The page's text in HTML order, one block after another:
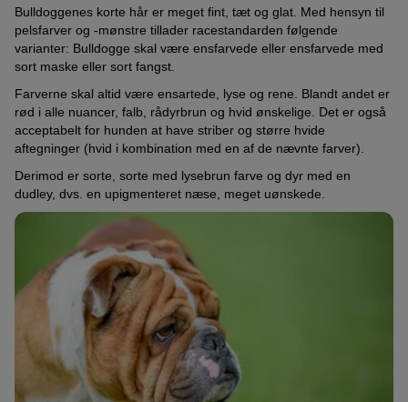
Bulldoggenes korte hår er meget fint, tæt og glat. Med hensyn til
pelsfarver og -mønstre tillader racestandarden følgende
varianter: Bulldogge skal være ensfarvede eller ensfarvede med
sort maske eller sort fangst.
Farverne skal altid være ensartede, lyse og rene. Blandt andet er
rød i alle nuancer, falb, rådyrbrun og hvid ønskelige. Det er også
acceptabelt for hunden at have striber og større hvide
aftegninger (hvid i kombination med en af de nævnte farver).
Derimod er sorte, sorte med lysebrun farve og dyr med en
dudley, dvs. en upigmenteret næse, meget uønskede.